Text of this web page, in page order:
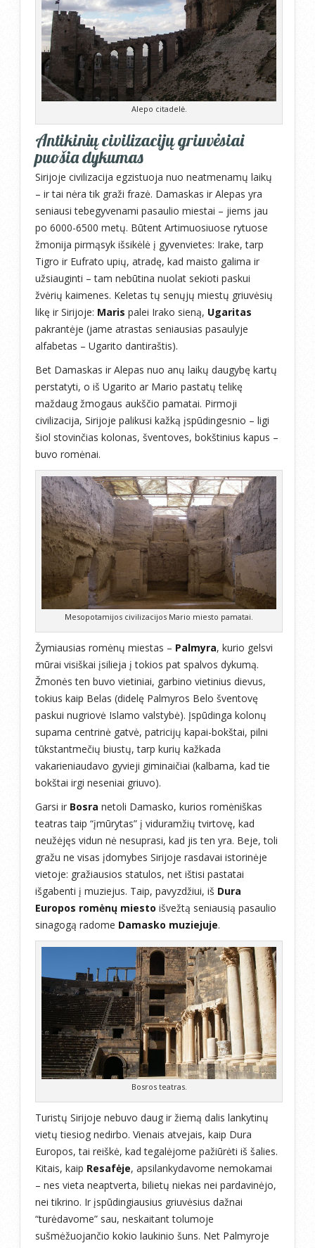
Alepo citadelė.
Antikinių civilizacijų griuvėsiai
puošia dykumas
Sirijoje civilizacija egzistuoja nuo neatmenamų laikų
– ir tai nėra tik graži frazė. Damaskas ir Alepas yra
seniausi tebegyvenami pasaulio miestai – jiems jau
po 6000-6500 metų. Būtent Artimuosiuose rytuose
žmonija pirmąsyk išsikėlė į gyvenvietes: Irake, tarp
Tigro ir Eufrato upių, atradę, kad maisto galima ir
užsiauginti – tam nebūtina nuolat sekioti paskui
žvėrių kaimenes. Keletas tų senųjų miestų griuvėsių
likę ir Sirijoje: Maris palei Irako sieną, Ugaritas
pakrantėje (jame atrastas seniausias pasaulyje
alfabetas – Ugarito dantiraštis).
Bet Damaskas ir Alepas nuo anų laikų daugybę kartų
perstatyti, o iš Ugarito ar Mario pastatų telikę
maždaug žmogaus aukščio pamatai. Pirmoji
civilizacija, Sirijoje palikusi kažką įspūdingesnio – ligi
šiol stovinčias kolonas, šventoves, bokštinius kapus –
buvo romėnai.
Mesopotamijos civilizacijos Mario miesto pamatai.
Žymiausias romėnų miestas – Palmyra, kurio gelsvi
mūrai visiškai įsilieja į tokios pat spalvos dykumą.
Žmonės ten buvo vietiniai, garbino vietinius dievus,
tokius kaip Belas (didelę Palmyros Belo šventovę
paskui nugriovė Islamo valstybė). Įspūdinga kolonų
supama centrinė gatvė, patricijų kapai-bokštai, pilni
tūkstantmečių biustų, tarp kurių kažkada
vakarieniaudavo gyvieji giminaičiai (kalbama, kad tie
bokštai irgi neseniai griuvo).
Garsi ir Bosra netoli Damasko, kurios romėniškas
teatras taip “įmūrytas” į viduramžių tvirtovę, kad
neužėjęs vidun nė nesuprasi, kad jis ten yra. Beje, toli
gražu ne visas įdomybes Sirijoje rasdavai istorinėje
vietoje: gražiausios statulos, net ištisi pastatai
išgabenti į muziejus. Taip, pavyzdžiui, iš Dura
Europos romėnų miesto išvežtą seniausią pasaulio
sinagogą radome Damasko muziejuje.
Bosros teatras.
Turistų Sirijoje nebuvo daug ir žiemą dalis lankytinų
vietų tiesiog nedirbo. Vienais atvejais, kaip Dura
Europos, tai reiškė, kad tegalėjome pažiūrėti iš šalies.
Kitais, kaip Resafėje, apsilankydavome nemokamai
– nes vieta neaptverta, bilietų niekas nei pardavinėjo,
nei tikrino. Ir įspūdingiausius griuvėsius dažnai
“turėdavome” sau, neskaitant tolumoje
sušmėžuojančio kokio laukinio šuns. Net Palmyroje